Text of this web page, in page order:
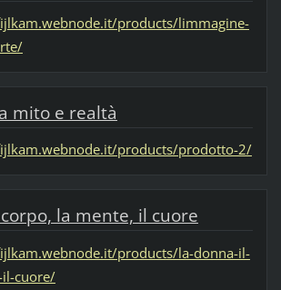
products/limmagine-
mito e realtà
products/prodotto-2/
la mente, il cuore
products/la-donna-il-
cuore/